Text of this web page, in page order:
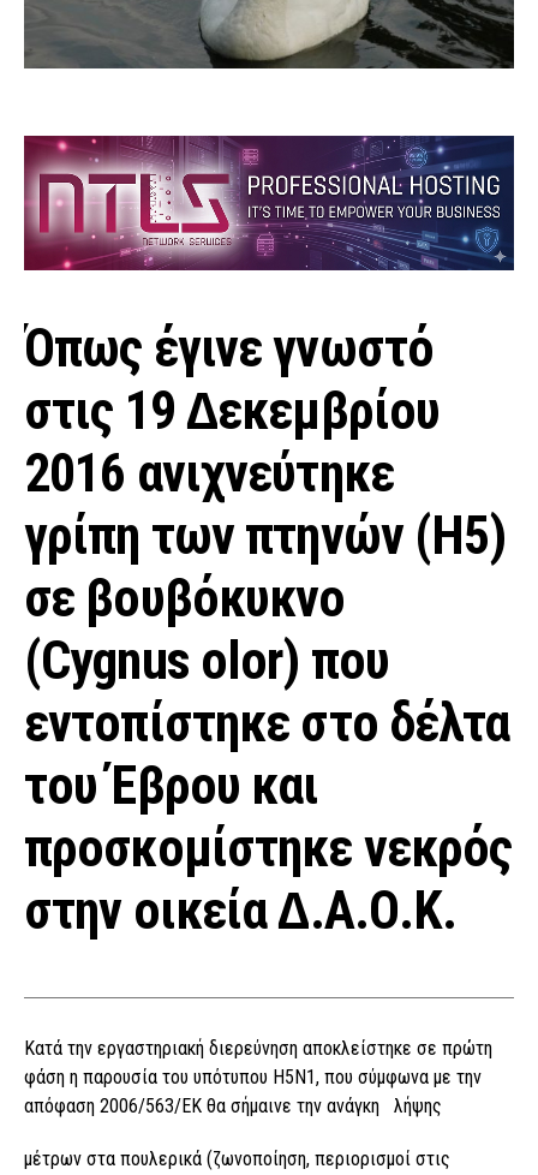
Όπως έγινε γνωστό
στις 19 ∆εκεµβρίου
2016 ανιχνεύτηκε
γρίπη των πτηνών (Η5)
σε βουβόκυκνο
(Cygnus olor) που
εντοπίστηκε στο δέλτα
του Έβρου και
προσκοµίστηκε νεκρός
στην οικεία ∆.Α.Ο.Κ.
Κατά την εργαστηριακή διερεύνηση αποκλείστηκε σε πρώτη
φάση η παρουσία του υπότυπου Η5Ν1, που σύµφωνα µε την
απόφαση 2006/563/ΕΚ θα σήµαινε την ανάγκη λήψης
µέτρων στα πουλερικά (ζωνοποίηση, περιορισµοί στις